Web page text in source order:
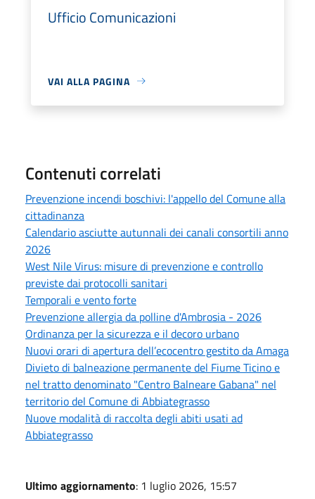
Ufficio Comunicazioni
VAI ALLA PAGINA
Contenuti correlati
Prevenzione incendi boschivi: l'appello del Comune alla
cittadinanza
Calendario asciutte autunnali dei canali consortili anno
2026
West Nile Virus: misure di prevenzione e controllo
previste dai protocolli sanitari
Temporali e vento forte
Prevenzione allergia da polline d'Ambrosia - 2026
Ordinanza per la sicurezza e il decoro urbano
Nuovi orari di apertura dell’ecocentro gestito da Amaga
Divieto di balneazione permanente del Fiume Ticino e
nel tratto denominato "Centro Balneare Gabana" nel
territorio del Comune di Abbiategrasso
Nuove modalità di raccolta degli abiti usati ad
Abbiategrasso
Ultimo aggiornamento: 1 luglio 2026, 15:57